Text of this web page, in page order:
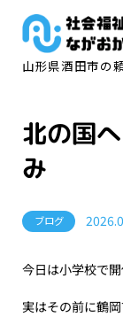
山形県酒田市の
北の国
み
ブログ
今日は小学校で
実はその前に鶴